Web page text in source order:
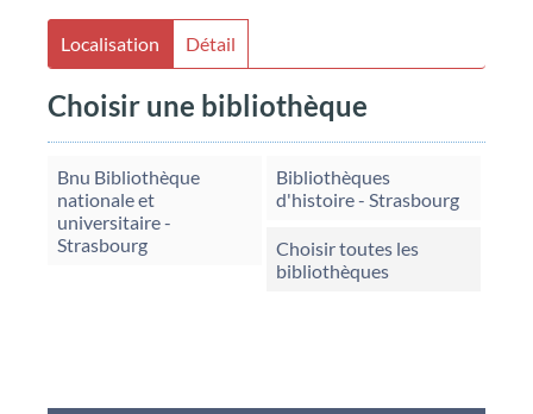
Localisation Détail
Choisir une bibliothèque
Bnu Bibliothèque
nationale et
universitaire -
Strasbourg
Bibliothèques
d'histoire - Strasbourg
Choisir toutes les
bibliothèques